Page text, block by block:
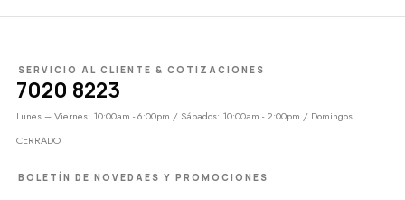
SERVICIO AL CLIENTE & COTIZACIONES
7020 8223
Lunes – Viernes: 10:00am - 6:00pm / Sábados: 10:00am - 2:00pm / Domingos
CERRADO
BOLETÍN DE NOVEDAES Y PROMOCIONES